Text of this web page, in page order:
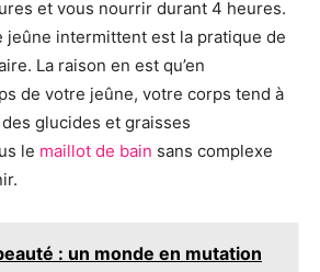
et vous nourrir durant 4 heures.
jeûne intermittent est la pratique de
La raison en est qu’en
de votre jeûne, votre corps tend à
glucides et graisses
le maillot de bain sans complexe
: un monde en mutation